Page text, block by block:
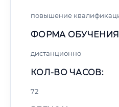
повышение
ФОРМА
дистанционно
КОЛ-ВО ЧАСОВ:
72